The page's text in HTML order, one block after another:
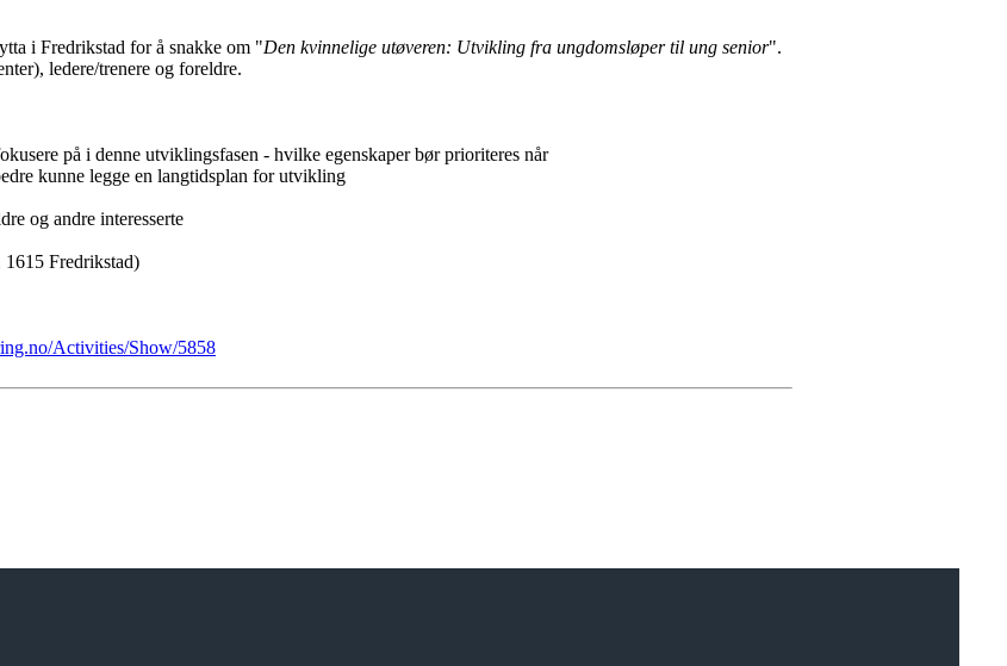
i Fredrikstad for å snakke om "Den kvinnelige utøveren: Utvikling fra ungdomsløper til ung senior".
ledere/trenere og foreldre.
på i denne utviklingsfasen - hvilke egenskaper bør prioriteres når
kunne legge en langtidsplan for utvikling
og andre interesserte
Fredrikstad)
Activities/Show/5858